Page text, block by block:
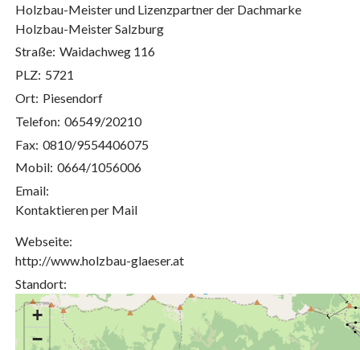
Holzbau-Meister und Lizenzpartner der Dachmarke
Holzbau-Meister Salzburg
Straße: Waidachweg 116
PLZ: 5721
Ort: Piesendorf
Telefon: 06549/20210
Fax: 0810/9554406075
Mobil: 0664/1056006
Email:
Kontaktieren per Mail
Webseite:
http://www.holzbau-glaeser.at
Standort:
+
−